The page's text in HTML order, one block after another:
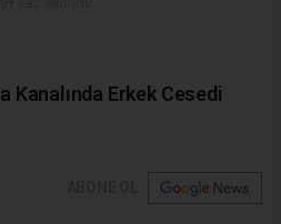
Kanalında Erkek Cesedi